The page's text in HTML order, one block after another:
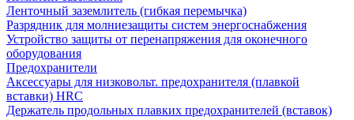
Ленточный заземлитель (гибкая перемычка)
Разрядник для молниезащиты систем энергоснабжения
Устройство защиты от перенапряжения для оконечного
оборудования
Предохранители
Аксессуары для низковольт. предохранителя (плавкой
вставки) HRC
Держатель продольных плавких предохранителей (вставок)